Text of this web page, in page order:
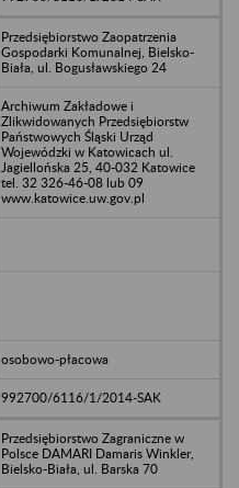
Przedsiębiorstwo Zaopatrzenia
Gospodarki Komunalnej, Bielsko-
Biała, ul. Bogusławskiego 24
Archiwum Zakładowe i
Zlikwidowanych Przedsiębiorstw
Państwowych Śląski Urząd
Wojewódzki w Katowicach ul.
Jagiellońska 25, 40-032 Katowice
tel. 32 326-46-08 lub 09
www.katowice.uw.gov.pl
osobowo-płacowa
992700/6116/1/2014-SAK
Przedsiębiorstwo Zagraniczne w
Polsce DAMARI Damaris Winkler,
Bielsko-Biała, ul. Barska 70